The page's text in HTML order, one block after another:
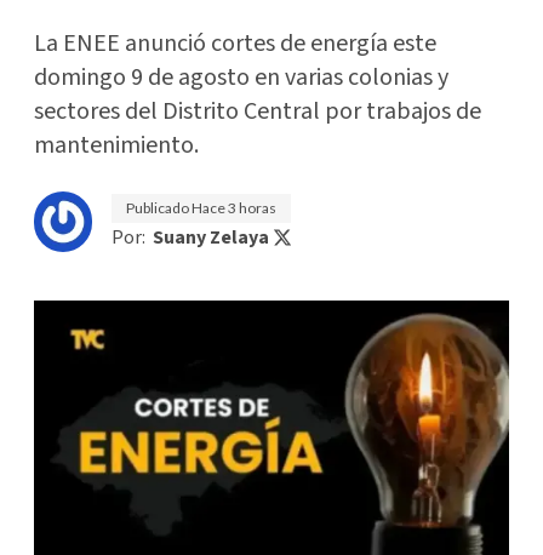
La ENEE anunció cortes de energía este
domingo 9 de agosto en varias colonias y
sectores del Distrito Central por trabajos de
mantenimiento.
PublicadoHace 3 horas
Por: Suany Zelaya